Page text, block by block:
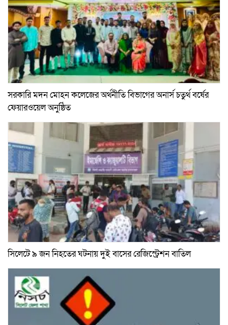
সরকারি মদন মোহন কলেজের অর্থনীতি বিভাগের অনার্স চতুর্থ বর্ষের
ফেয়ারওয়েল অনুষ্ঠিত
সিলেটে ৯ জন নিহতের ঘটনায় দুই বাসের রেজিস্ট্রেশন বাতিল